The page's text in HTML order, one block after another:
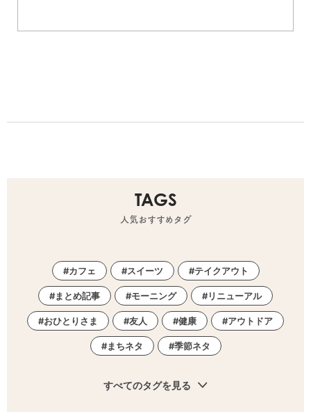
TAGS
人気おすすめタグ
カフェ スイーツ テイクアウト
まとめ記事 モーニング リニューアル
おひとりさま 友人 健康 アウトドア
まちネタ 季節ネタ
すべてのタグを見る